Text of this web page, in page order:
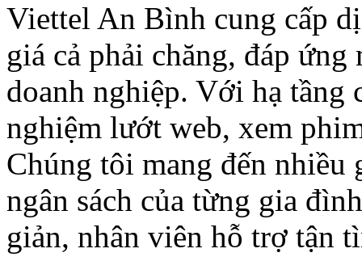
Viettel An Bình cung cấp
giá cả phải chăng, đáp
doanh nghiệp. Với hạ tầng
nghiệm lướt web, xem
Chúng tôi mang đến
ngân sách của từng gia
giản, nhân viên hỗ trợ tận